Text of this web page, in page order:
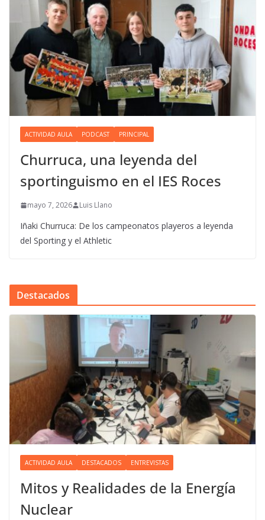
ACTIVIDAD AULA PODCAST PRINCIPAL
Churruca, una leyenda del
sportinguismo en el IES Roces
mayo 7, 2026 Luis Llano
Iñaki Churruca: De los campeonatos playeros a leyenda
del Sporting y el Athletic
Destacados
ACTIVIDAD AULA DESTACADOS ENTREVISTAS
Mitos y Realidades de la Energía
Nuclear